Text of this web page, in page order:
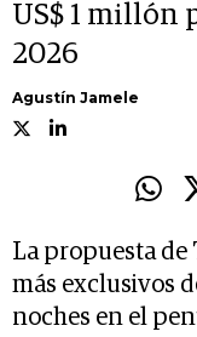
US$ 1 millón
2026
Agustín Jamele
La propuesta de
más exclusivos
noches en el